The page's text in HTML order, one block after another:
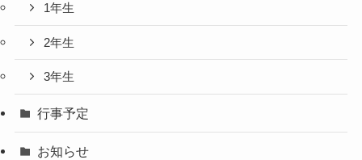
1年生
2年生
3年生
行事予定
お知らせ